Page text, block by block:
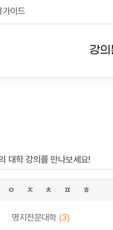
가이드
강
대학 강의를 만나보세요!
ㅇ ㅈ ㅊ ㅍ ㅎ
명지전문대학 (3)